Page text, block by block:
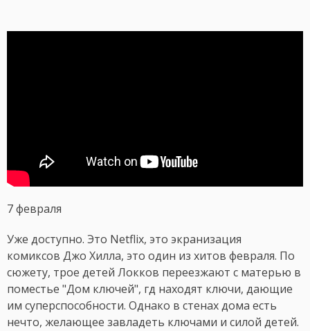
7 февраля
Уже доступно. Это Netflix, это экранизация
комиксов Джо Хилла, это один из хитов февраля. По
сюжету, трое детей Локков переезжают с матерью в
поместье "Дом ключей", гд находят ключи, дающие
им суперспособности. Однако в стенах дома есть
нечто, желающее завладеть ключами и силой детей.